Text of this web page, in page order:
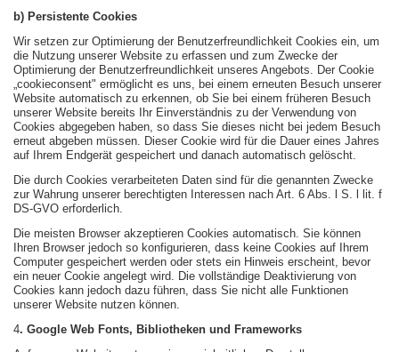
b) Persistente Cookies
Wir setzen zur Optimierung der Benutzerfreundlichkeit Cookies ein, um
die Nutzung unserer Website zu erfassen und zum Zwecke der
Optimierung der Benutzerfreundlichkeit unseres Angebots. Der Cookie
„cookieconsent" ermöglicht es uns, bei einem erneuten Besuch unserer
Website automatisch zu erkennen, ob Sie bei einem früheren Besuch
unserer Website bereits Ihr Einverständnis zu der Verwendung von
Cookies abgegeben haben, so dass Sie dieses nicht bei jedem Besuch
erneut abgeben müssen. Dieser Cookie wird für die Dauer eines Jahres
auf Ihrem Endgerät gespeichert und danach automatisch gelöscht.
Die durch Cookies verarbeiteten Daten sind für die genannten Zwecke
zur Wahrung unserer berechtigten Interessen nach Art. 6 Abs. l S. l lit. f
DS-GVO erforderlich.
Die meisten Browser akzeptieren Cookies automatisch. Sie können
Ihren Browser jedoch so konfigurieren, dass keine Cookies auf Ihrem
Computer gespeichert werden oder stets ein Hinweis erscheint, bevor
ein neuer Cookie angelegt wird. Die vollständige Deaktivierung von
Cookies kann jedoch dazu führen, dass Sie nicht alle Funktionen
unserer Website nutzen können.
4. Google Web Fonts, Bibliotheken und Frameworks